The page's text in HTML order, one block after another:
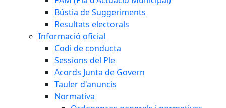
Bústia de Suggeriments
Resultats electorals
Informació oficial
Codi de conducta
Sessions del Ple
Acords Junta de Govern
Tauler d'anuncis
Normativa